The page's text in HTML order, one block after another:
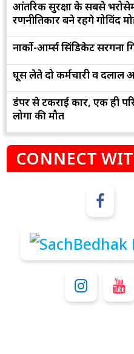
आंतरिक सुरक्षा के सबसे
रणनीतिकार बने रहेंगे गोविंद
नार्को-आर्म्स सिंडिकेट सरगना
घूस लेते दो कर्मचारी व दलाल
डंपर से टकराई कार, एक ही
लोगों की मौत
CONNECT
योजनाओंसंभलकर रहे, जल्दबाजी
विवादों से बचे।